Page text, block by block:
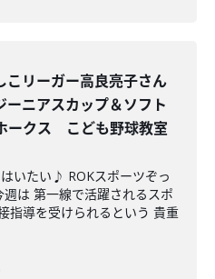
こリーガー高良亮子さん
ーニアスカップ＆ソフト
ークス こども野球教室
いたい♪ ROKスポーツぞっ
は 第一線で活躍されるスポ
指導を受けられるという 貴重